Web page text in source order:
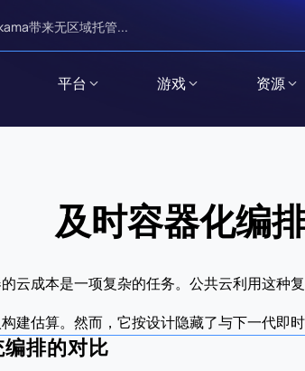
带来无区域托管...
平台 游戏 资源
及时容器化编
云成本是一项复杂的任务。公共云利用这种复
建估算。然而，它按设计隐藏了与下一代即
排的对比